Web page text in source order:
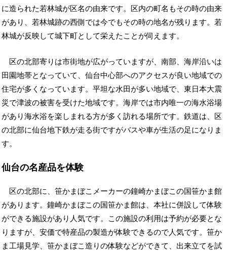
に造られた若林城が区名の由来です。区内の町名もその時の由来
があり、若林城跡の西側では今でもその時の地名が残ります。若
林城が反映して城下町として栄えたことが伺えます。
区の北部寄りは市街地が広がっていますが、南部、海岸沿いは
田園地帯となっていて、仙台中心部へのアクセスが良い地域での
住宅が多くなっています。平坦な水田が多い地域で、東日本大震
災で津波の被害を受けた地域です。海岸では市内唯一の海水浴場
があり海水浴を楽しまれる方が多く訪れる場所です。鉄道は、区
の北部に仙台地下鉄が走る街ですがバスや車が生活の足になりま
す。
仙台の名産品を体験
区の北部に、笹かまぼこメーカーの鐘崎かまぼこの国笹かま館
があります。鐘崎かまぼこの国笹かま館は、本社に併設して体験
ができる施設があり人気です。この施設の利用は予約が必要とな
りますが、安価で特産品の製造が体験できるので人気です。笹か
ま工場見学、笹かまぼこ造りの体験などができて、出来立てを試